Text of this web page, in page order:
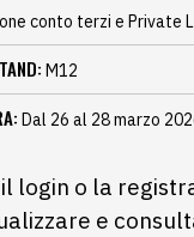
conto terzi e Private
M12
Dal 26 al 28 marzo
login o la
e